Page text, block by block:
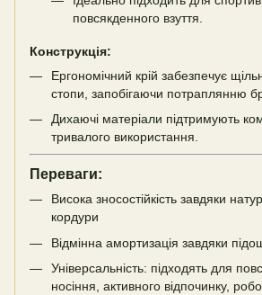
повсякденного взуття.
Конструкція:
Ергономічний крій забезпечує
стопи, запобігаючи потраплянню
Дихаючі матеріали підтримують
тривалого використання.
Переваги:
Висока зносостійкість завдяки
кордури
Відмінна амортизація завдяки
Універсальність: підходять для
носіння, активного відпочинку,